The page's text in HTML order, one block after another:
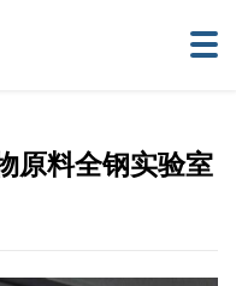
原料全钢实验室